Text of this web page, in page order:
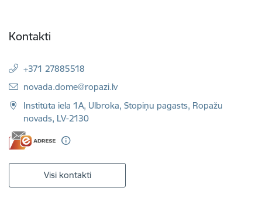
Kontakti
+371 27885518
E-pasts:
novada.dome@ropazi.lv
Institūta iela 1A, Ulbroka, Stopiņu pagasts, Ropažu
novads, LV-2130
Visi kontakti